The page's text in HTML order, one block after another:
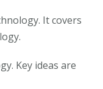
It covers
Key ideas are